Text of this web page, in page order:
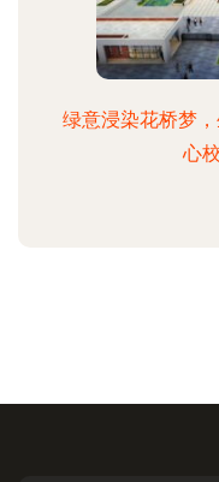
绿意浸染花桥梦
心